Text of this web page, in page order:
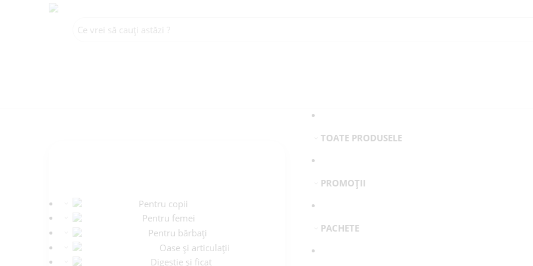
Pentru copii
Pentru femei
Pentru bărbați
Oase și articulații
Digestie și ficat
TOATE PRODUSELE
PROMOȚII
PACHETE